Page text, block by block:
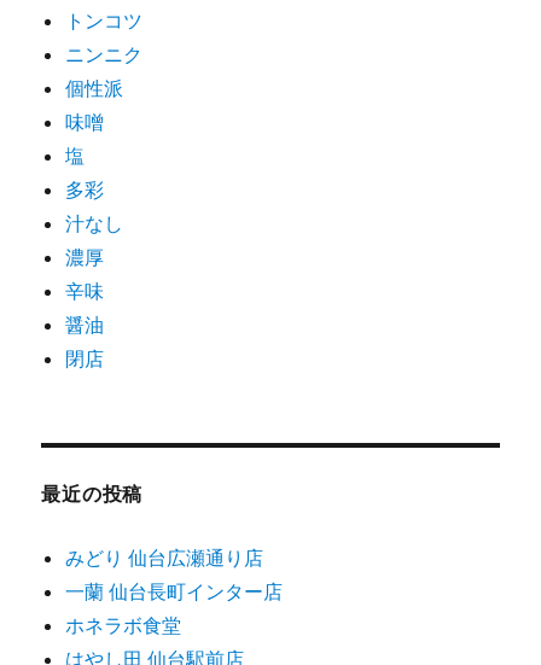
トンコツ
ニンニク
個性派
味噌
塩
多彩
汁なし
濃厚
辛味
醤油
閉店
最近の投稿
みどり 仙台広瀬通り店
一蘭 仙台長町インター店
ホネラボ食堂
はやし田 仙台駅前店